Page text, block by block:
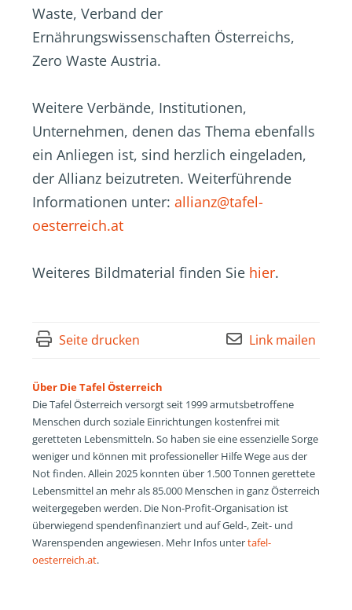
Waste, Verband der
Ernährungswissenschaften Österreichs,
Zero Waste Austria.
Weitere Verbände, Institutionen,
Unternehmen, denen das Thema ebenfalls
ein Anliegen ist, sind herzlich eingeladen,
der Allianz beizutreten. Weiterführende
Informationen unter: allianz@tafel-
oesterreich.at
Weiteres Bildmaterial finden Sie hier.
Seite drucken Link mailen
Über Die Tafel Österreich
Die Tafel Österreich versorgt seit 1999 armutsbetroffene
Menschen durch soziale Einrichtungen kostenfrei mit
geretteten Lebensmitteln. So haben sie eine essenzielle Sorge
weniger und können mit professioneller Hilfe Wege aus der
Not finden. Allein 2025 konnten über 1.500 Tonnen gerettete
Lebensmittel an mehr als 85.000 Menschen in ganz Österreich
weitergegeben werden. Die Non-Profit-Organisation ist
überwiegend spendenfinanziert und auf Geld-, Zeit- und
Warenspenden angewiesen. Mehr Infos untertafel-
oesterreich.at.